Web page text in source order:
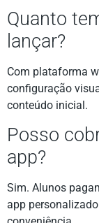
Quanto
lançar?
Com plataforma
configuração
conteúdo inicial.
Posso
app?
Sim. Alunos
app